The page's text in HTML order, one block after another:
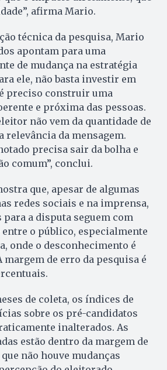
afirma Mario.
técnica da pesquisa, Mario
apontam para uma
de mudança na estratégia
ele, não basta investir em
preciso construir uma
e próxima das pessoas.
não vem da quantidade de
relevância da mensagem.
precisa sair da bolha e
comum”, conclui.
que, apesar de algumas
redes sociais e na imprensa,
para a disputa seguem com
o público, especialmente
onde o desconhecimento é
margem de erro da pesquisa é
de coleta, os índices de
sobre os pré-candidatos
inalterados. As
estão dentro da margem de
não houve mudanças